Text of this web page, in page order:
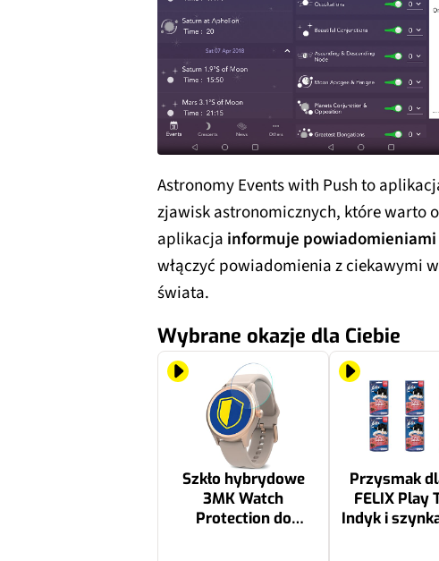
Astronomy Events with Push to
zjawisk astronomicznych, które warto
aplikacja informuje
włączyć powiadomienia z ciekawymi
świata.
Wybrane okazje dla Ciebie
Szkło hybrydowe
3MK Watch
Protection do
Przysmak
FELIX Play
Indyk i